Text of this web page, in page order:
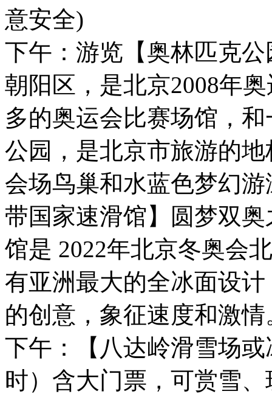
意安全)
下午：游览【奥林匹克
朝阳区，是北京2008年
多的奥运会比赛场馆，
公园，是北京市旅游的
会场鸟巢和水蓝色梦幻
带国家速滑馆】圆梦双
馆是 2022年北京冬奥会
有亚洲最大的全冰面设
的创意，象征速度和激
下午：【八达岭滑雪场
时）含大门票，可赏雪